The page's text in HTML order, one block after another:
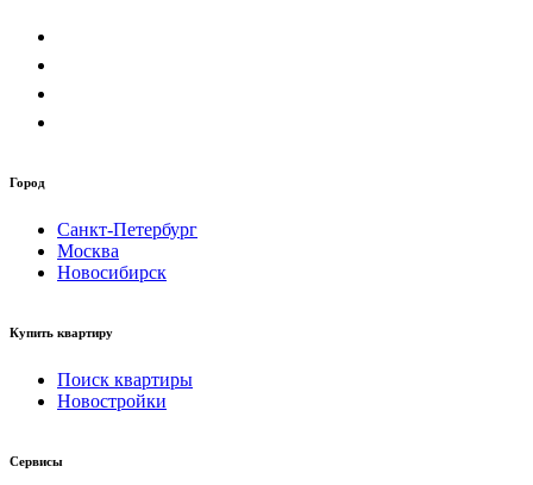
Город
Санкт-Петербург
Москва
Новосибирск
Купить квартиру
Поиск квартиры
Новостройки
Сервисы